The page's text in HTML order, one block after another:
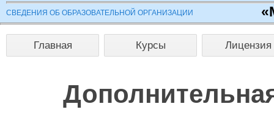
СВЕДЕНИЯ ОБ ОБРАЗОВАТЕЛЬНОЙ ОРГАНИЗАЦИИ
Главная Курсы Лицензия